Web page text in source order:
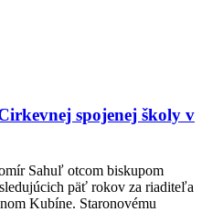
spojenej školy v
Sahuľ otcom biskupom
päť rokov za riaditeľa
Kubíne. Staronovému